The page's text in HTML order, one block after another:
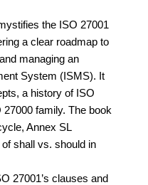
the ISO 27001
a clear roadmap to
managing an
System (ISMS). It
a history of ISO
family. The book
Annex SL
shall vs. should in
27001’s clauses and